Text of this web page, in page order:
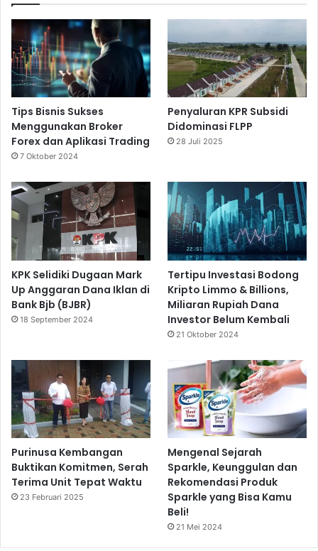
Tips Bisnis Sukses
Menggunakan Broker
Forex dan Aplikasi Trading
7 Oktober 2024
Penyaluran KPR Subsidi
Didominasi FLPP
28 Juli 2025
KPK Selidiki Dugaan Mark
Up Anggaran Dana Iklan di
Bank Bjb (BJBR)
18 September 2024
Tertipu Investasi Bodong
Kripto Limmo & Billions,
Miliaran Rupiah Dana
Investor Belum Kembali
21 Oktober 2024
Purinusa Kembangan
Buktikan Komitmen, Serah
Terima Unit Tepat Waktu
23 Februari 2025
Mengenal Sejarah
Sparkle, Keunggulan dan
Rekomendasi Produk
Sparkle yang Bisa Kamu
Beli!
21 Mei 2024